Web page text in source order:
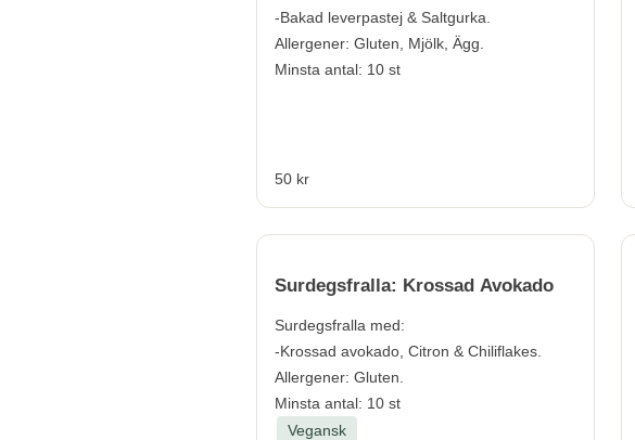
-Bakad leverpastej & Saltgurka.
Allergener: Gluten, Mjölk, Ägg.
Minsta antal: 10 st
50 kr
Surdegsfralla: Krossad Avokado
Surdegsfralla med:
-Krossad avokado, Citron & Chiliflakes.
Allergener: Gluten.
Minsta antal: 10 st
Vegansk